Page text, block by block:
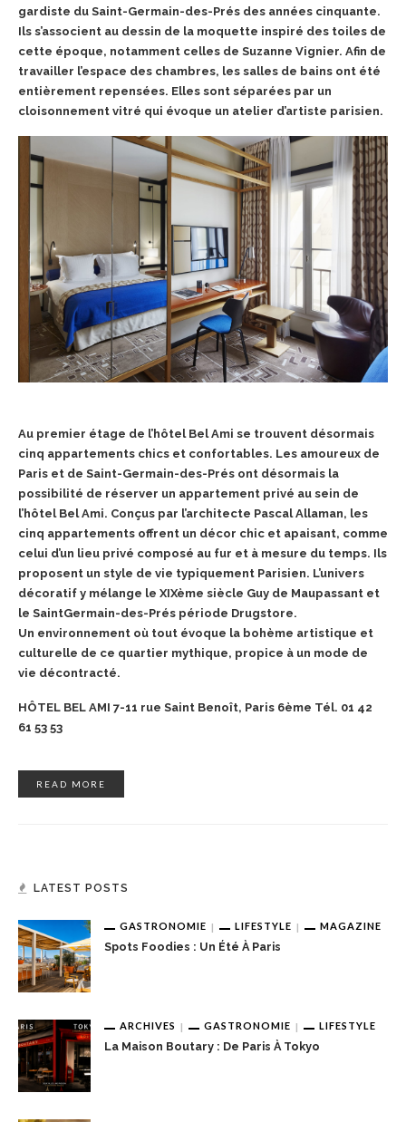
gardiste du Saint-Germain-des-Prés des années cinquante.
Ils s’associent au dessin de la moquette inspiré des toiles de
cette époque, notamment celles de Suzanne Vignier. Afin de
travailler l’espace des chambres, les salles de bains ont été
entièrement repensées. Elles sont séparées par un
cloisonnement vitré qui évoque un atelier d’artiste parisien.
Au premier étage de l’hôtel Bel Ami se trouvent désormais
cinq appartements chics et confortables. Les amoureux de
Paris et de Saint-Germain-des-Prés ont désormais la
possibilité de réserver un appartement privé au sein de
l’hôtel Bel Ami. Conçus par l’architecte Pascal Allaman, les
cinq appartements offrent un décor chic et apaisant, comme
celui d’un lieu privé composé au fur et à mesure du temps. Ils
proposent un style de vie typiquement Parisien. L’univers
décoratif y mélange le XIXème siècle Guy de Maupassant et
le SaintGermain-des-Prés période Drugstore.
Un environnement où tout évoque la bohème artistique et
culturelle de ce quartier mythique, propice à un mode de
vie décontracté.
HÔTEL BEL AMI 7-11 rue Saint Benoît, Paris 6ème Tél. 01 42
61 53 53
READ MORE
LATEST POSTS
GASTRONOMIE LIFESTYLE MAGAZINE
Spots Foodies : Un Été À Paris
ARCHIVES GASTRONOMIE LIFESTYLE
La Maison Boutary : De Paris À Tokyo